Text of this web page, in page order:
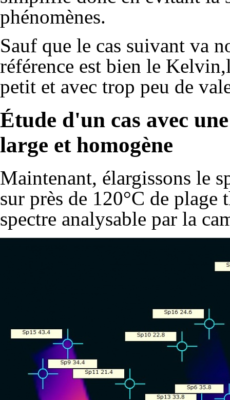
phénomènes.
Sauf que le cas suivant va
référence est bien le
petit et avec trop peu de
Étude d'un cas avec
large et homogène
Maintenant, élargissons le
sur près de 120°C de
spectre analysable par la